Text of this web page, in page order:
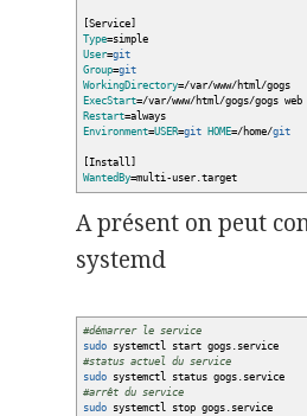
[Service
Type=simple
User=git
Group=git
WorkingDirectory=/var/www/html /gogs
ExecStart=/var/www/html /gogs/gogs web
Restart=always
Environment=USER=git HOME=/home/git
[Install
WantedBy=multi-user.target
A présent on peut
systemd
#démarrer le service
sudo systemctl start gogs.service
#status actuel du service
sudo systemctl status gogs.service
#arrêt du service
sudo systemctl stop gogs.service